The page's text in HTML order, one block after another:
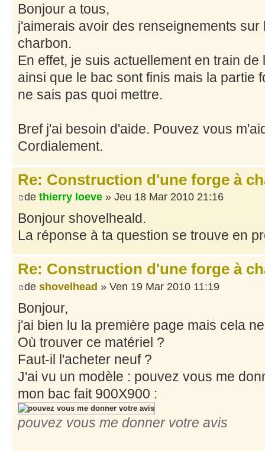
Bonjour a tous,
j'aimerais avoir des renseignements
charbon.
En effet, je suis actuellement en train
ainsi que le bac sont finis mais la partie
ne sais pas quoi mettre.
Bref j'ai besoin d'aide. Pouvez vous
Cordialement.
Re: Construction d'une forge à
de thierry loeve » Jeu 18 Mar 2010 21:16
Bonjour shovelheald.
La réponse à ta question se trouve en
Re: Construction d'une forge à
de shovelhead » Ven 19 Mar 2010 11:19
Bonjour,
j'ai bien lu la première page mais cela
Où trouver ce matériel ?
Faut-il l'acheter neuf ?
J'ai vu un modèle : pouvez vous me
mon bac fait 900X900 :
pouvez vous me donner votre avis